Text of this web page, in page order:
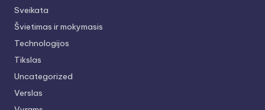
Sveikata
Švietimas ir mokymasis
Technologijos
Tikslas
Uncategorized
Verslas